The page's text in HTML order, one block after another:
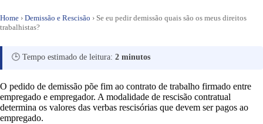
Home › Demissão e Rescisão › Se eu pedir demissão quais são os meus direitos
trabalhistas?
🕒 Tempo estimado de leitura: 2 minutos
O pedido de demissão põe fim ao contrato de trabalho firmado entre
empregado e empregador. A modalidade de rescisão contratual
determina os valores das verbas rescisórias que devem ser pagos ao
empregado.